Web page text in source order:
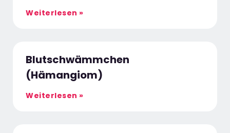
Weiterlesen »
Blutschwämmchen
(Hämangiom)
Weiterlesen »